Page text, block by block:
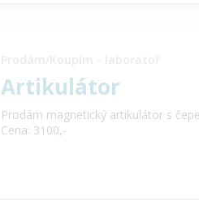
Artikulátor
Prodám magnetický artikulátor s
Cena: 3100,-